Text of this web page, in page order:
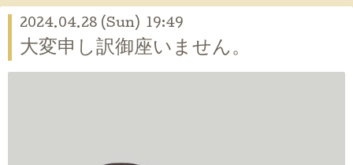
2024.04.28 (Sun) 19:49
大変申し訳御座いません。